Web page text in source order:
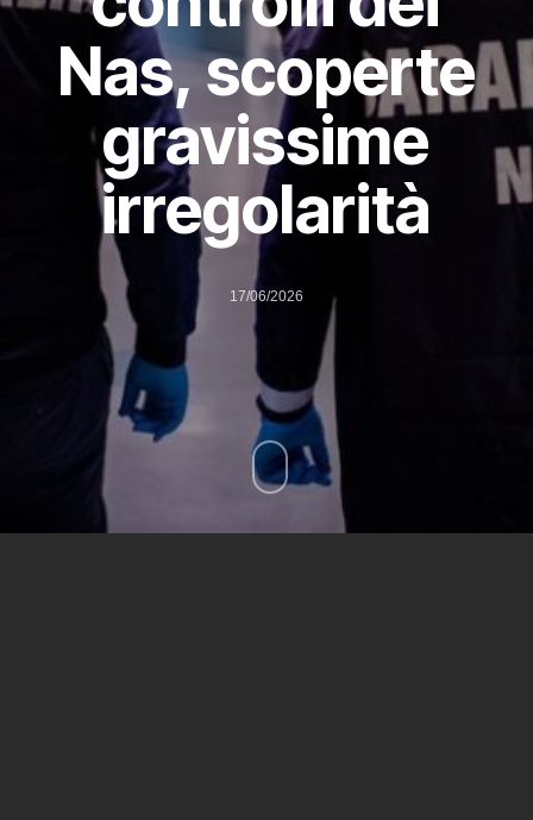
Nas, scoperte
gravissime
irregolarità
17/06/2026